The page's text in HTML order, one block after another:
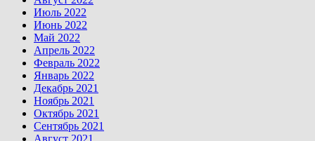
Июль 2022
Июнь 2022
Май 2022
Апрель 2022
Февраль 2022
Январь 2022
Декабрь 2021
Ноябрь 2021
Октябрь 2021
Сентябрь 2021